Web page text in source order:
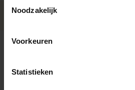
Noodzakelijk
Voorkeuren
Statistieken
Op voorraad